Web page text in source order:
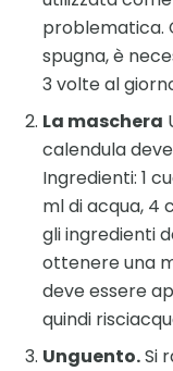
problematica.
spugna, è
3 volte al
La maschera
calendula
Ingredienti: 1
ml di acqua, 4
gli ingredienti
ottenere una
deve essere
quindi
Unguento.Si